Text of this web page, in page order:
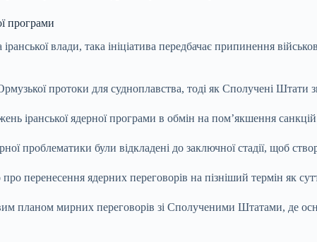
програми
влади, така ініціатива передбачає припинення
протоки для судноплавства, тоді як Сполучені Штати
іранської ядерної програми в обмін на пом’якшення
проблематики були відкладені до заключної стадії, щоб
перенесення ядерних переговорів на пізніший термін як
планом мирних переговорів зі Сполученими Штатами, де